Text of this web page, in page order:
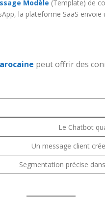
Modèle (Template) de
la plateforme SaaS
peut offrir des
Le Chatbot
Un message client
Segmentation précise